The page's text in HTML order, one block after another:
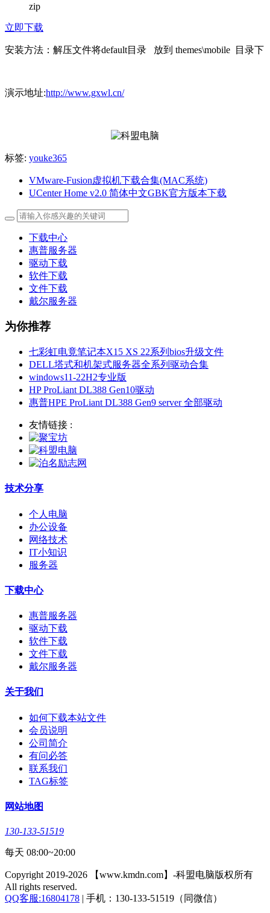
zip
立即下载
安装方法：解压文件将default目录 放到 themes\mobile 目录下
演示地址:http://www.gxwl.cn/
标签: youke365
VMware-Fusion虚拟机下载合集(MAC系统)
UCenter Home v2.0 简体中文GBK官方版本下载
下载中心
惠普服务器
驱动下载
软件下载
文件下载
戴尔服务器
为你推荐
七彩虹电竟笔记本X15 XS 22系列bios升级文件
DELL塔式和机架式服务器全系列驱动合集
windows11-22H2专业版
HP ProLiant DL388 Gen10驱动
惠普HPE ProLiant DL388 Gen9 server 全部驱动
友情链接 :
技术分享
个人电脑
办公设备
网络技术
IT小知识
服务器
下载中心
惠普服务器
驱动下载
软件下载
文件下载
戴尔服务器
关于我们
如何下载本站文件
会员说明
公司简介
有问必答
联系我们
TAG标签
网站地图
130-133-51519
每天 08:00~20:00
Copyright 2019-2026 【www.kmdn.com】-科盟电脑版权所有
All rights reserved.
QQ客服:16804178 | 手机：130-133-51519（同微信）